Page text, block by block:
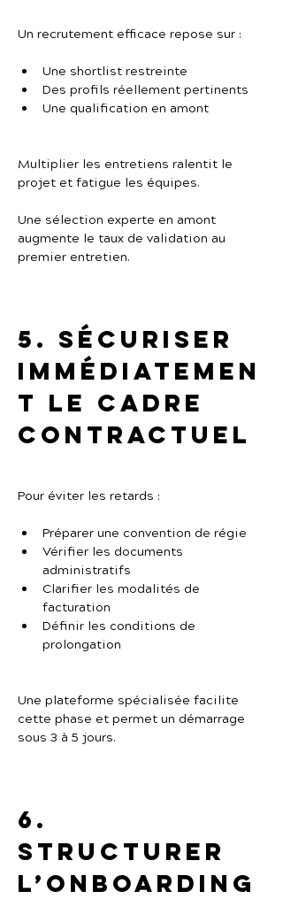
Un recrutement efficace repose sur :
Une shortlist restreinte
Des profils réellement pertinents
Une qualification en amont
Multiplier les entretiens ralentit le
projet et fatigue les équipes.
Une sélection experte en amont
augmente le taux de validation au
premier entretien.
5. Sécuriser
immédiatemen
t le cadre
contractuel
Pour éviter les retards :
Préparer une convention de régie
Vérifier les documents
administratifs
Clarifier les modalités de
facturation
Définir les conditions de
prolongation
Une plateforme spécialisée facilite
cette phase et permet un démarrage
sous 3 à 5 jours.
6.
Structurer
l’onboarding